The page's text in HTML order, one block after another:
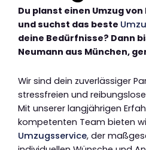
Du planst einen Umzug
und suchst das beste
deine Bedürfnisse? Dann
Neumann aus München,
Wir sind dein zuverlässiger
stressfreien und
Mit unserer langjährigen
kompetenten Team bieten
Umzugsservice, der